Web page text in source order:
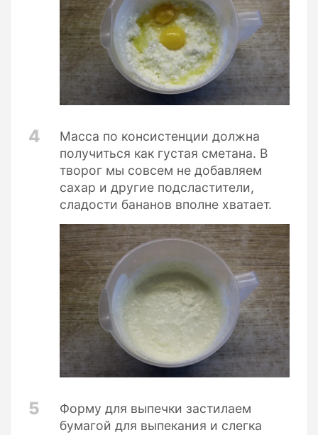
4
Масса по консистенции должна
получиться как густая сметана. В
творог мы совсем не добавляем
сахар и другие подсластители,
сладости бананов вполне хватает.
5
Форму для выпечки застилаем
бумагой для выпекания и слегка